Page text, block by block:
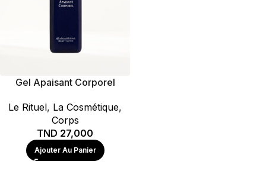
Gel Apaisant Corporel
Le Rituel, La Cosmétique,
Corps
TND 27,000
Ajouter Au Panier